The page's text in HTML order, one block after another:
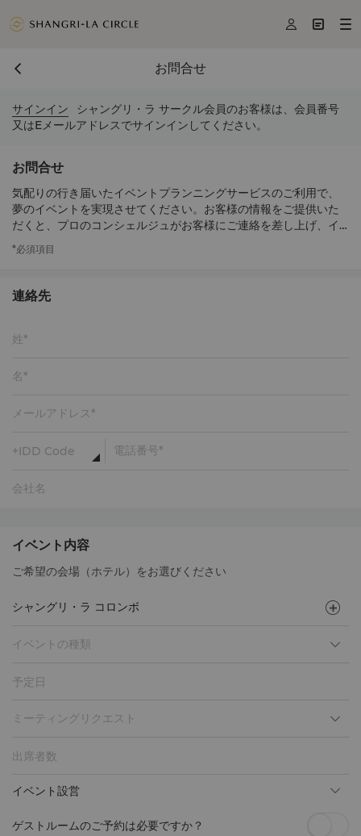
  
お問合せ
サインイン
シャングリ・ラ サークル会員のお客様は、会員番号
又はEメールアドレスでサインインしてください。
お問合せ
気配りの行き届いたイベントプランニングサービスのご利用で、
夢のイベントを実現させてください。お客様の情報をご提供いた
だくと、プロのコンシェルジュがお客様にご連絡を差し上げ、イ
ベントのお手伝いをいたします。
*必須項目
連絡先
イベント内容
ご希望の会場（ホテル）をお選びください
イベントの種類
予定日
ミーティングリクエスト
イベント設営
ゲストルームのご予約は必要ですか？